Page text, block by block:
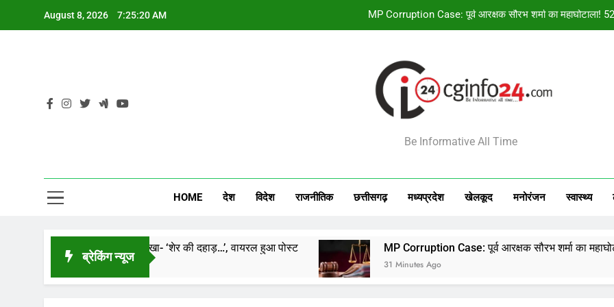
August 8, 2026 7:25:21 AM छत्तीसगढ़ को बड़ी सौगात! नांदघाट-
PM Modi & Saayoni Ghosh Photo: सायोनी घोष ने पीएम मोदी संग तस्वीर
MP Corruption Case: पूर्व आरक्षक सौरभ शर्मा का महाघोटाला!
छत्तीसगढ़ को बड़ी सौगात! नांदघाट-
Be Informative All Time
HOME देश विदेश राजनीतिक छत्तीसगढ़ मध्‍यप्रदेश खेलकूद मनोरंजन स्‍वास्‍थ्‍य
ब्रेकिंग न्यूज
तस्वीर शेयर कर लिखा- ‘शेर की दहाड़…’, वायरल हुआ पोस्ट MP Corruption Case: पूर्व आरक्षक सौरभ शर्मा का महाघोटाला! 52 KG
31 Minutes Ago